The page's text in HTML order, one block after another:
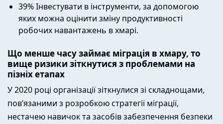
39% Інвестувати в інструменти, за допомогою
яких можна оцінити зміну продуктивності
робочих навантажень в хмарі.
Що менше часу займає міграція в хмару, то
вище ризики зіткнутися з проблемами на
пізніх етапах
У 2020 році організації зіткнулися зі складнощами,
пов’язаними з розробкою стратегії міграції,
нестачею навичок та засобів забезпечення безпеки